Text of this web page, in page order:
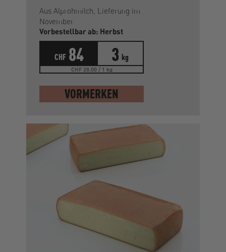
Aus Alprohmilch, Lieferung im
November
Vorbestellbar ab: Herbst
CHF 84 3 kg
CHF 28.00 / 1 kg
VORMERKEN